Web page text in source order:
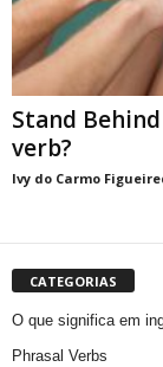
Stand
verb?
Ivy do Carmo
CATEGORIAS
O que significa em
Phrasal Verbs